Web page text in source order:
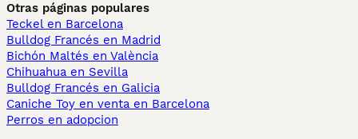
Otras páginas populares
Teckel en Barcelona
Bulldog Francés en Madrid
Bichón Maltés en València
Chihuahua en Sevilla
Bulldog Francés en Galicia
Caniche Toy en venta en Barcelona
Perros en adopcion